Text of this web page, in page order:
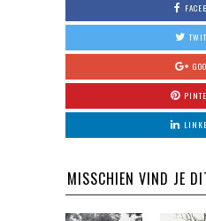
MISSCHIEN VIND JE